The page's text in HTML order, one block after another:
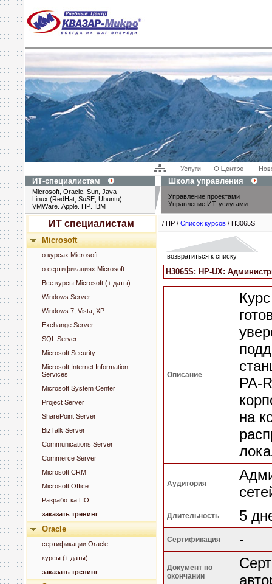
ИТ-специалистам Школа управления
Microsoft Oracle Sun Java
Linux (RedHat, SuSE, Ubuntu)
VMWare Apple HP IBM
Управление проектами
Управление ИТ-услугами
ИТ специалистам
Microsoft
о курсах Microsoft
о сертификациях Microsoft
Все курсы Microsoft (+ даты)
Windows Server
Windows 7, Vista, XP
Exchange Server
SQL Server
Microsoft Security
Microsoft Internet Information
Services
Microsoft System Center
Project Server
SharePoint Server
BizTalk Server
Communications Server
Commerce Server
Microsoft CRM
Microsoft Office
Разработка ПО
заказать тренинг
Oracle
сертификации Oracle
курсы (+ даты)
заказать тренинг
/ HP / Список курсов / H3065S
возвратиться к списку
H3065S: HP-UX:
Описание
PA-
на
Аудитория
Длительность 5
Сертификация -
Документ по
окончании